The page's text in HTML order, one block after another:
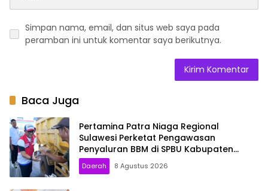
Simpan nama, email, dan situs web saya pada
peramban ini untuk komentar saya berikutnya.
Baca Juga
Pertamina Patra Niaga Regional
Sulawesi Perketat Pengawasan
Penyaluran BBM di SPBU Kabupaten
Kolaka Utara
Daerah 8 Agustus 2026